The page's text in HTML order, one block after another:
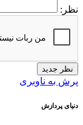
نظر:
نظر جدید
پرش به ناوبری
دنیای پردازش